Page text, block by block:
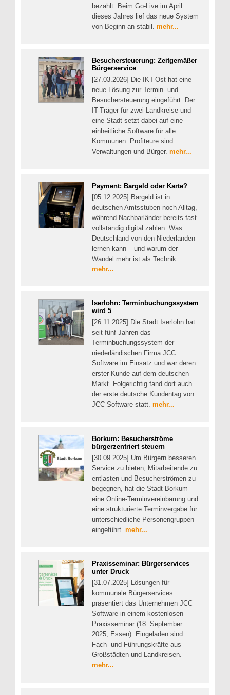
bezahlt: Beim Go-Live im April
dieses Jahres lief das neue System
von Beginn an stabil. mehr...
Besuchersteuerung: Zeitgemäßer
Bürgerservice
[27.03.2026] Die IKT-Ost hat eine
neue Lösung zur Termin- und
Besuchersteuerung eingeführt. Der
IT-Träger für zwei Landkreise und
eine Stadt setzt dabei auf eine
einheitliche Software für alle
Kommunen. Profiteure sind
Verwaltungen und Bürger. mehr...
Payment: Bargeld oder Karte?
[05.12.2025] Bargeld ist in
deutschen Amtsstuben noch Alltag,
während Nachbarländer bereits fast
vollständig digital zahlen. Was
Deutschland von den Niederlanden
lernen kann – und warum der
Wandel mehr ist als Technik.
mehr...
Iserlohn: Terminbuchungssystem
wird 5
[26.11.2025] Die Stadt Iserlohn hat
seit fünf Jahren das
Terminbuchungssystem der
niederländischen Firma JCC
Software im Einsatz und war deren
erster Kunde auf dem deutschen
Markt. Folgerichtig fand dort auch
der erste deutsche Kundentag von
JCC Software statt. mehr...
Borkum: Besucherströme
bürgerzentriert steuern
[30.09.2025] Um Bürgern besseren
Service zu bieten, Mitarbeitende zu
entlasten und Besucherströmen zu
begegnen, hat die Stadt Borkum
eine Online-Terminvereinbarung und
eine strukturierte Terminvergabe für
unterschiedliche Personengruppen
eingeführt. mehr...
Praxisseminar: Bürgerservices
unter Druck
[31.07.2025] Lösungen für
kommunale Bürgerservices
präsentiert das Unternehmen JCC
Software in einem kostenlosen
Praxisseminar (18. September
2025, Essen). Eingeladen sind
Fach- und Führungskräfte aus
Großstädten und Landkreisen.
mehr...